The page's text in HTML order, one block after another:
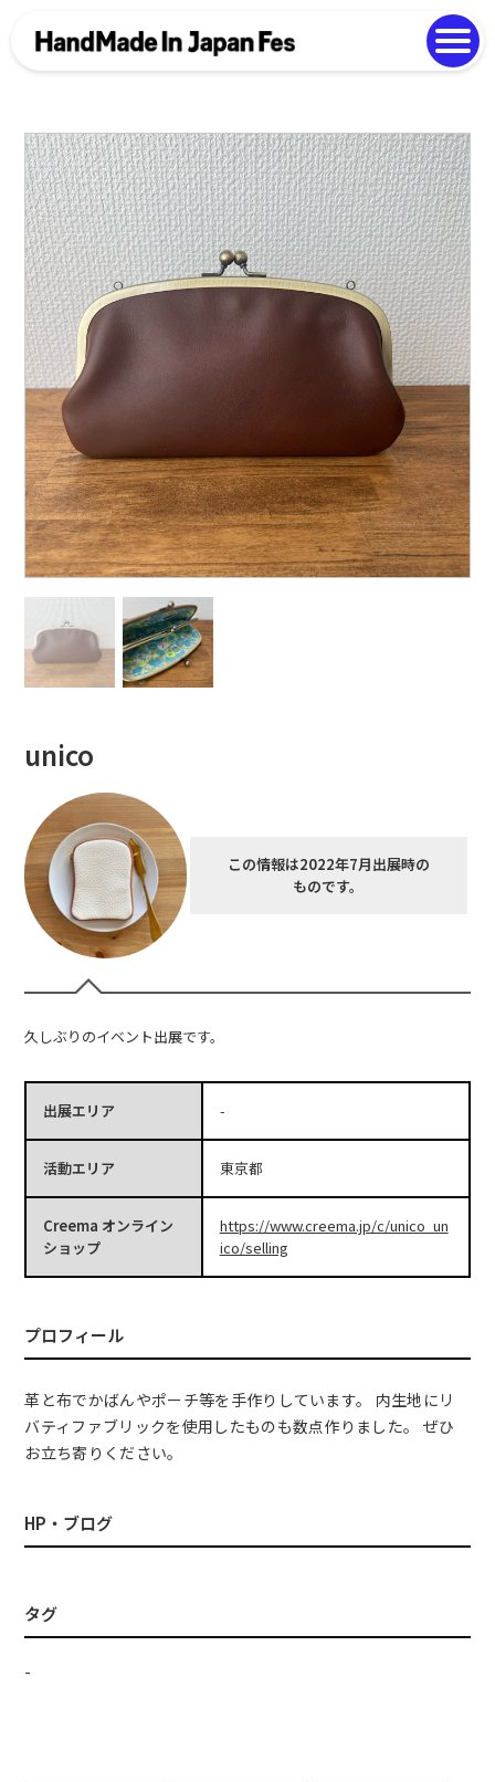
Photo Gallery
EN 中文
unico
この情報は2022年7月出展時の
ものです。
久しぶりのイベント出展です。
出展エリア -
活動エリア 東京都
Creema オンライン
ショップ
https://www.creema.jp/c/unico_un
ico/selling
プロフィール
革と布でかばんやポーチ等を手作りしています。 内生地にリ
バティファブリックを使用したものも数点作りました。 ぜひ
お立ち寄りください。
HP・ブログ
タグ
-